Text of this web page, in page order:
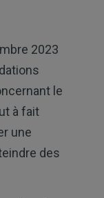
2023
le
à fait
une
des